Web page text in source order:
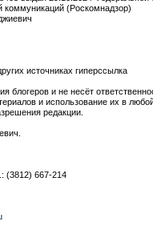
(Роскомнадзор)
источниках гиперссылка
блогеров и не несёт
и использование их в
редакции.
(3812) 667-214